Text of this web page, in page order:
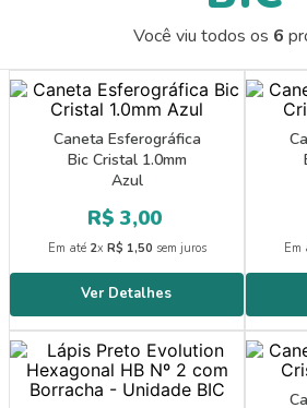
Você viu todos os 6
Caneta Esferográfica
Bic Cristal 1.0mm
Azul
R$ 3,00
Em até 2x R$ 1,50 sem juros Em